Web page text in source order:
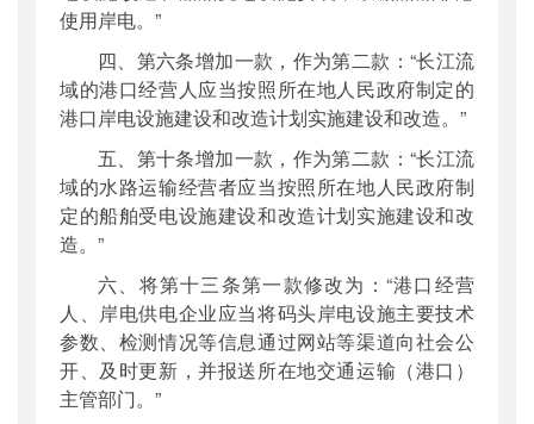
使用岸电。”
四、第六条增加一款，作为第二款：“长江流
域的港口经营人应当按照所在地人民政府制定的
港口岸电设施建设和改造计划实施建设和改造。”
五、第十条增加一款，作为第二款：“长江流
域的水路运输经营者应当按照所在地人民政府制
定的船舶受电设施建设和改造计划实施建设和改
造。”
六、将第十三条第一款修改为：“港口经营
人、岸电供电企业应当将码头岸电设施主要技术
参数、检测情况等信息通过网站等渠道向社会公
开、及时更新，并报送所在地交通运输（港口）
主管部门。”